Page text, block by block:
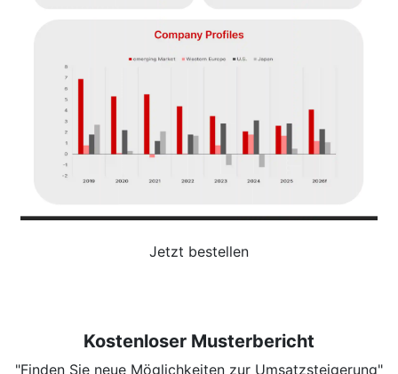
Jetzt bestellen
Kostenloser Musterbericht
"Finden Sie neue Möglichkeiten zur Umsatzsteigerung"